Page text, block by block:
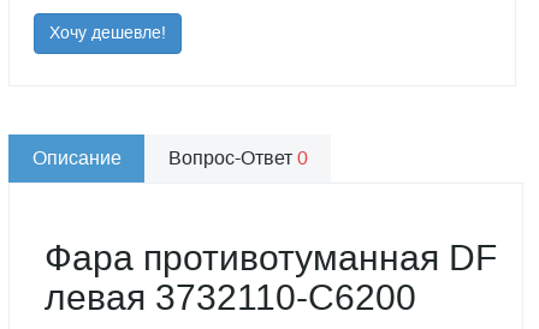
Хочу дешевле!
Описание Вопрос-Ответ0
Фара противотуманная DF
левая 3732110-С6200